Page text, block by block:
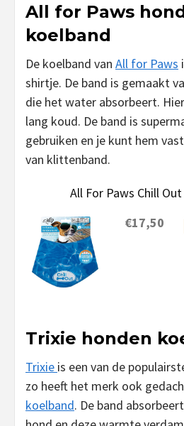
All for Paws
koelband
De koelband van All for Paws
shirtje. De band is gemaakt
die het water absorbeert.
lang koud. De band is
gebruiken en je kunt hem
van klittenband.
All For Paws Chill
€17,50
Trixie honden
Trixie is een van de
zo heeft het merk ook
koelband. De band